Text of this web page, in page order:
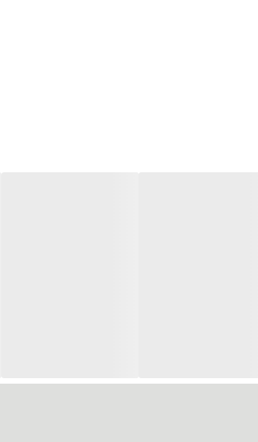
دور از دسترس کودکان و حیوانات خانگی. در صورت وجود